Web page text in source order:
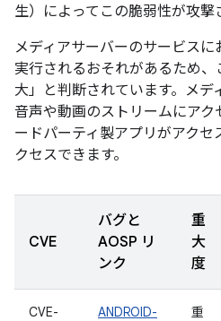
生）によってこの脆弱性が攻撃
メディアサーバーのサービス
実行されるおそれがあるため
大」と判断されています。メ
音声や動画のストリームにア
ードパーティ製アプリがアク
クセスできます。
CVE
バグと
AOSP リ
ンク
重
大
度
CVE-
ANDROID-
重